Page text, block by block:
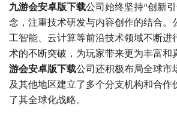
九游会安卓版下载公司始终坚持“创新
念，注重技术研发与内容创作的结合。
工智能、云计算等前沿技术领域不断进
术的不断突破，为玩家带来更为丰富和
游会安卓版下载公司还积极布局全球市
及其他地区建立了多个分支机构和合作
了其全球化战略。